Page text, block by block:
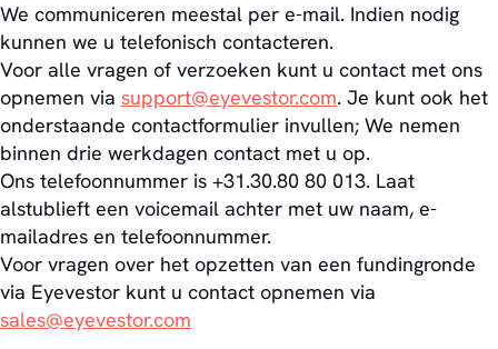
We communiceren meestal per e-mail. Indien nodig
kunnen we u telefonisch contacteren.
Voor alle vragen of verzoeken kunt u contact met ons
opnemen via support@eyevestor.com. Je kunt ook het
onderstaande contactformulier invullen; We nemen
binnen drie werkdagen contact met u op.
Ons telefoonnummer is +31.30.80 80 013. Laat
alstublieft een voicemail achter met uw naam, e-
mailadres en telefoonnummer.
Voor vragen over het opzetten van een fundingronde
via Eyevestor kunt u contact opnemen via
sales@eyevestor.com